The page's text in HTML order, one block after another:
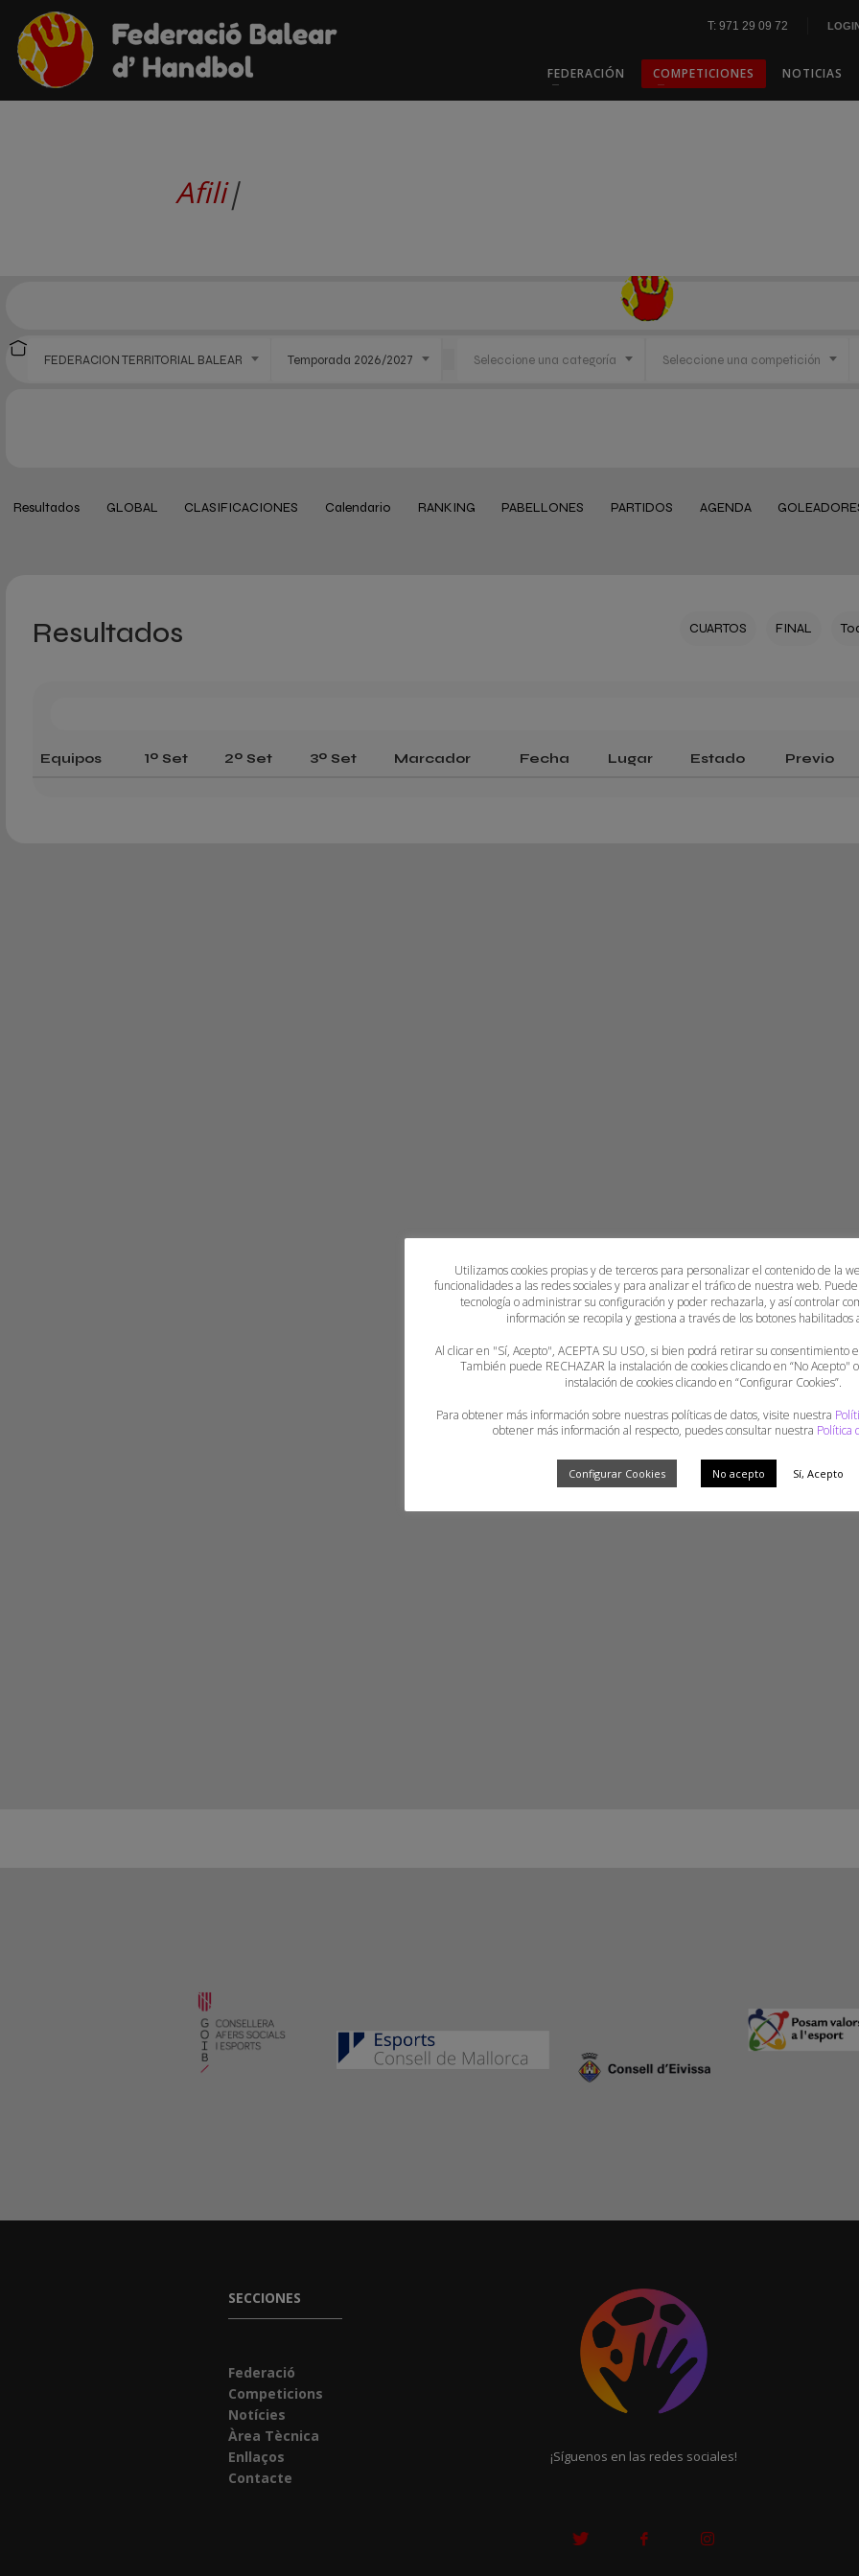
T: 971 29 09 72
FEDERACIÓN COMPETICIONES NOTICIAS
Afiliación de Equi
SECCIONES
Federació
Competicions
Notícies
Àrea Tècnica
Enllaços
Contacte
¡Síguenos en las redes sociales!
Utilizamos cookies propias y de terceros para personalizar el contenido de la
funcionalidades a las redes sociales y para analizar el tráfico de nuestra web.
tecnología o administrar su configuración y poder rechazarla, y así controlar
información se recopila y gestiona a través de los botones habilitados
Al clicar en "Sí, Acepto", ACEPTA SU USO, si bien podrá retirar su consentimiento
También puede RECHAZAR la instalación de cookies clicando en “No Acepto"
instalación de cookies clicando en “Configurar Cookies”.
Para obtener más información sobre nuestras políticas de datos, visite nuestra
obtener más información al respecto, puedes consultar nuestra Política
Configurar Cookies No acepto Sí, Acepto